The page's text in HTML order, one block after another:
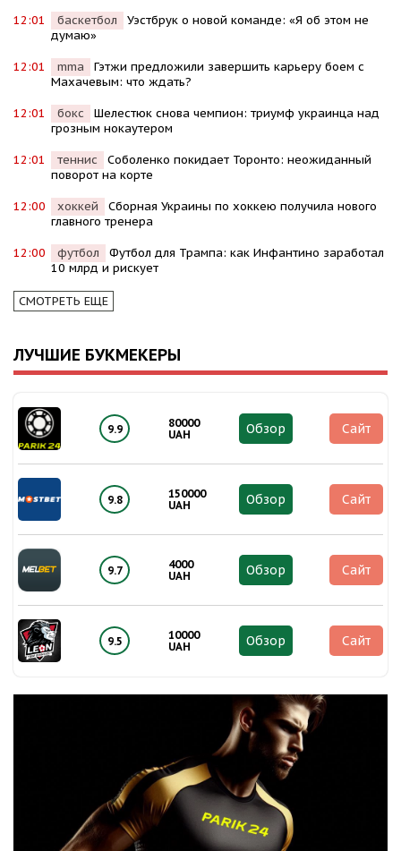
12:01 баскетбол
Уэстбрук о новой команде: «Я об этом не
думаю»
12:01 mma
Гэтжи предложили завершить карьеру боем с
Махачевым: что ждать?
12:01 бокс
Шелестюк снова чемпион: триумф украинца над
грозным нокаутером
12:01 теннис
Соболенко покидает Торонто: неожиданный
поворот на корте
12:00 хоккей
Сборная Украины по хоккею получила нового
главного тренера
12:00 футбол
Футбол для Трампа: как Инфантино заработал
10 млрд и рискует
СМОТРЕТЬ ЕЩЕ
ЛУЧШИЕ БУКМЕКЕРЫ
9.9
80000
UAH
Обзор Сайт
9.8
150000
UAH
Обзор Сайт
9.7
4000
UAH
Обзор Сайт
9.5
10000
UAH
Обзор Сайт